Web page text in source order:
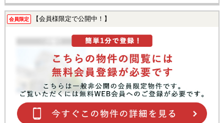
会員限定 【会員様限定で公開中！】